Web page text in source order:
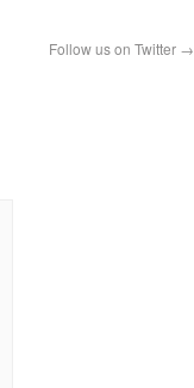
Follow us on Twitter →